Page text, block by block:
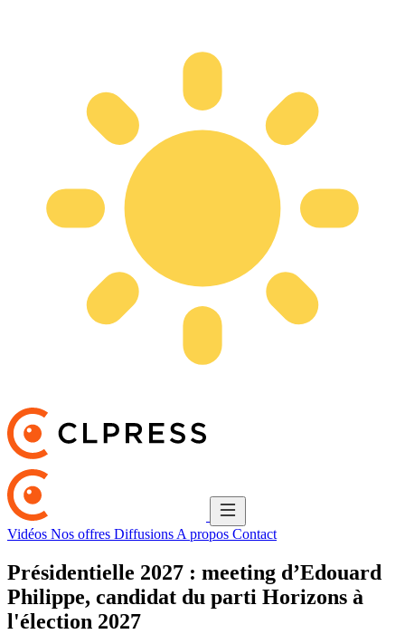
Vidéos Nos offres Diffusions A propos Contact
Présidentielle 2027 : meeting d’Edouard
Philippe, candidat du parti Horizons à
l'élection 2027